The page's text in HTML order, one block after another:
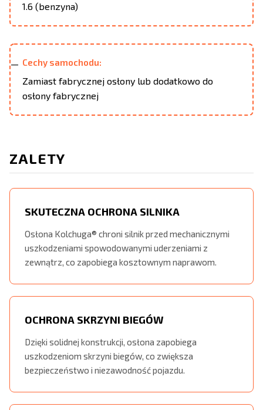
1.6 (benzyna)
Cechy samochodu:
Zamiast fabrycznej osłony lub dodatkowo do
osłony fabrycznej
ZALETY
SKUTECZNA OCHRONA SILNIKA
Osłona Kolchuga® chroni silnik przed mechanicznymi
uszkodzeniami spowodowanymi uderzeniami z
zewnątrz, co zapobiega kosztownym naprawom.
OCHRONA SKRZYNI BIEGÓW
Dzięki solidnej konstrukcji, osłona zapobiega
uszkodzeniom skrzyni biegów, co zwiększa
bezpieczeństwo i niezawodność pojazdu.